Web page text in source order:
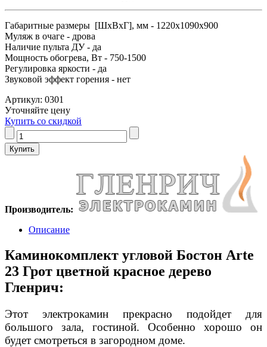
Габаритные размеры [ШxВxГ], мм - 1220x1090x900
Муляж в очаге - дрова
Наличие пульта ДУ - да
Мощность обогрева, Вт - 750-1500
Регулировка яркости - да
Звуковой эффект горения - нет
Артикул: 0301
Уточняйте цену
Купить со скидкой
Производитель:
Описание
Каминокомплект угловой Бостон Arte
23 Грот цветной красное дерево
Гленрич:
Этот электрокамин прекрасно подойдет для
большого зала, гостиной. Особенно хорошо он
будет смотреться в загородном доме.